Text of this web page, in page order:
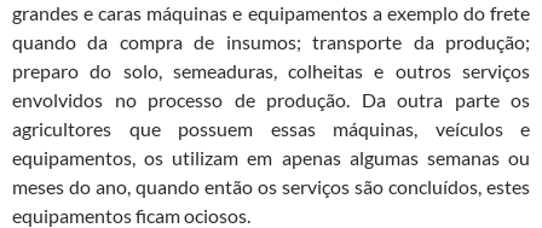
grandes e caras máquinas e equipamentos a exemplo do frete
quando da compra de insumos; transporte da produção;
preparo do solo, semeaduras, colheitas e outros serviços
envolvidos no processo de produção. Da outra parte os
agricultores que possuem essas máquinas, veículos e
equipamentos, os utilizam em apenas algumas semanas ou
meses do ano, quando então os serviços são concluídos, estes
equipamentos ficam ociosos.